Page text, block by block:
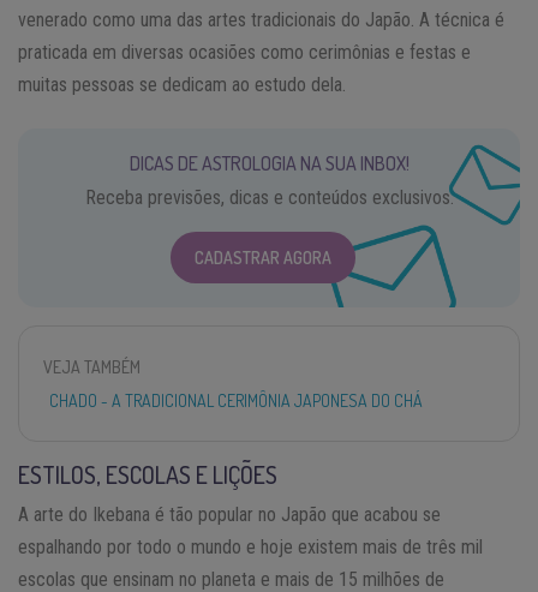
venerado como uma das artes tradicionais do Japão. A técnica é
praticada em diversas ocasiões como cerimônias e festas e
muitas pessoas se dedicam ao estudo dela.
DICAS DE ASTROLOGIA NA SUA INBOX!
Receba previsões, dicas e conteúdos exclusivos.
CADASTRAR AGORA
VEJA TAMBÉM
CHADO - A TRADICIONAL CERIMÔNIA JAPONESA DO CHÁ
ESTILOS, ESCOLAS E LIÇÕES
A arte do Ikebana é tão popular no Japão que acabou se
espalhando por todo o mundo e hoje existem mais de três mil
escolas que ensinam no planeta e mais de 15 milhões de